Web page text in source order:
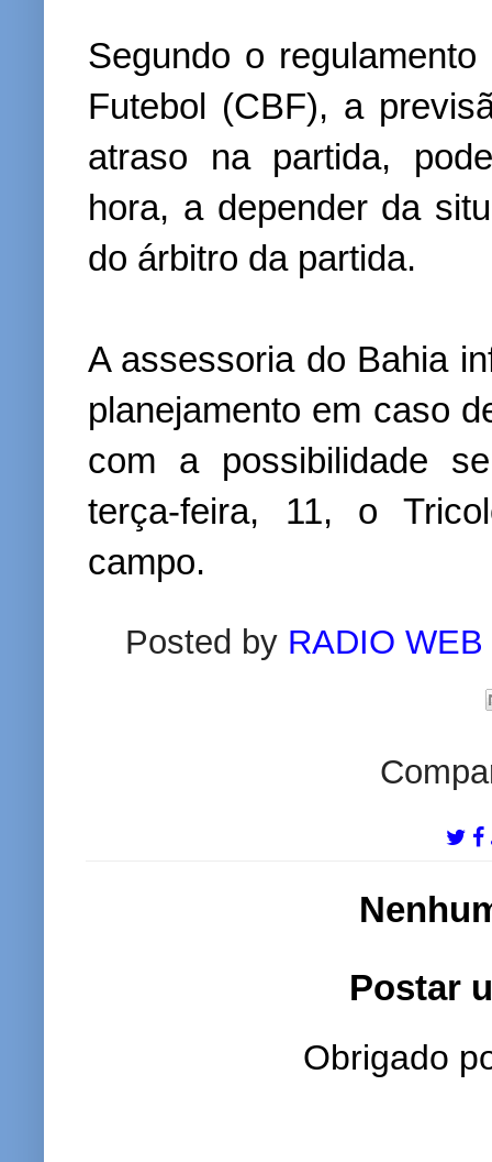
Segundo o
Futebol (CBF), a
atraso na partida,
hora, a depender da
do árbitro da partida.
A assessoria do Bahia
planejamento em caso
com a possibilidade
terça-feira, 11, o
campo.
Posted by RADIO
Postar
Obrigado